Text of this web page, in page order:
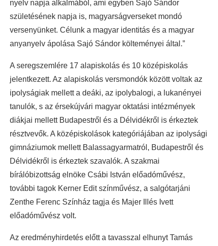
nyelv napja alkalmából, ami egyben Sajó Sándor
születésének napja is, magyarságverseket mondó
versenyünket. Célunk a magyar identitás és a magyar
anyanyelv ápolása Sajó Sándor költeményei által.”
A seregszemlére 17 alapiskolás és 10 középiskolás
jelentkezett. Az alapiskolás versmondók között voltak az
ipolyságiak mellett a deáki, az ipolybalogi, a lukanényei
tanulók, s az érsekújvári magyar oktatási intézmények
diákjai mellett Budapestről és a Délvidékről is érkeztek
résztvevők. A középiskolások kategóriájában az ipolysági
gimnáziumok mellett Balassagyarmatról, Budapestről és
Délvidékről is érkeztek szavalók. A szakmai
bírálóbizottság elnöke Csábi István előadóművész,
további tagok Kerner Edit színművész, a salgótarjáni
Zenthe Ferenc Színház tagja és Majer Illés Ivett
előadóművész volt.
Az eredményhirdetés előtt a tavasszal elhunyt Tamás